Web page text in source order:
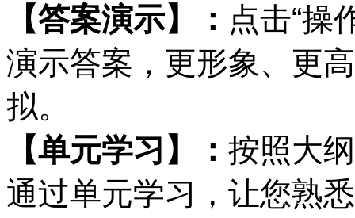
【答案演示】： 点击“操
演示答案，更形象、更
拟。
【单元学习】： 按照大
通过单元学习，让您熟